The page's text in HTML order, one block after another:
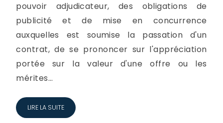
pouvoir adjudicateur, des obligations de
publicité et de mise en concurrence
auxquelles est soumise la passation d'un
contrat, de se prononcer sur l'appréciation
portée sur la valeur d'une offre ou les
mérites...
LIRE LA SUITE